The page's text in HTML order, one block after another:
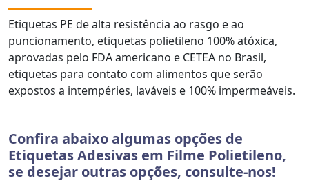
Etiquetas PE de alta resistência ao rasgo e ao
puncionamento, etiquetas polietileno 100% atóxica,
aprovadas pelo FDA americano e CETEA no Brasil,
etiquetas para contato com alimentos que serão
expostos a intempéries, laváveis e 100% impermeáveis.
Confira abaixo algumas opções de
Etiquetas Adesivas em Filme Polietileno,
se desejar outras opções, consulte-nos!